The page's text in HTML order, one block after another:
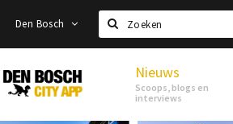
Den Bosch
Zoeken
Den
Bosch
Nieuws
Scoops, blogs en
interviews